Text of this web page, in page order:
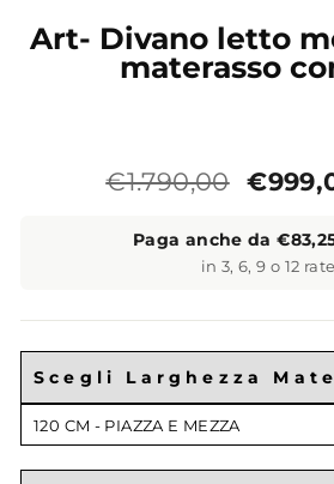
Art- Divano letto
materasso
Prezzo
€1.790,00 Prezzo
Paga anche da
in 3, 6, 9 o 12 rate
Scegli Larghezza
Larghezza
120 CM - PIAZZA E MEZZA